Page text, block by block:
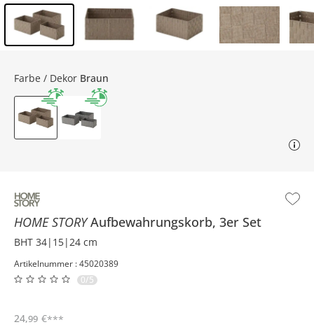
HOME STORYAufbewahrungskorb, 3er Set
BHT 34|15|24 cm
Artikelnummer : 45020389
0/5
24,99 €***
Farbe / Dekor Braun